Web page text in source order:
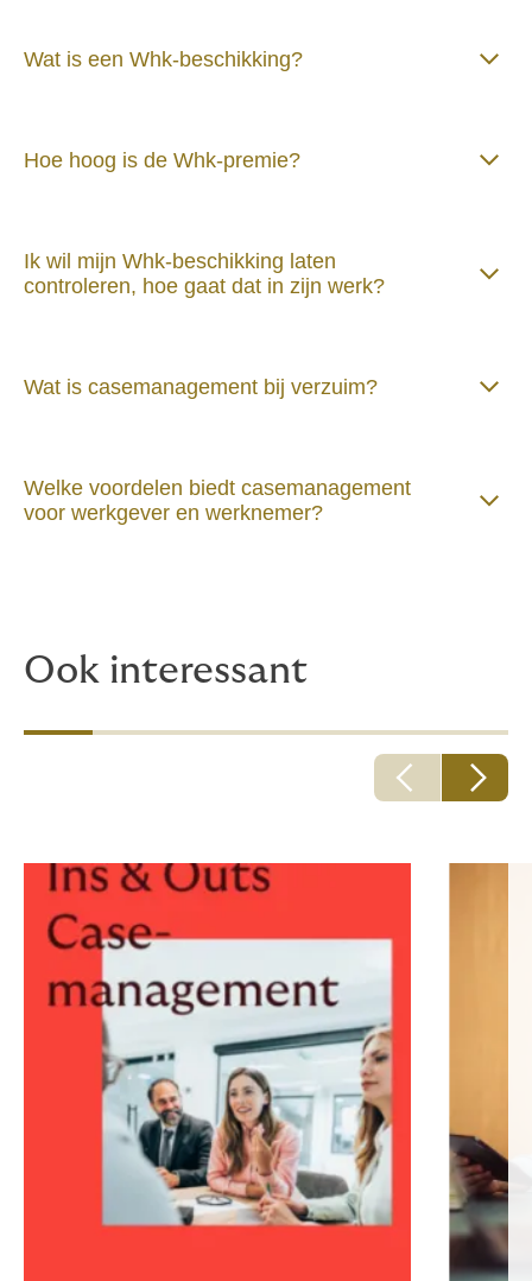
Wat is een Whk-beschikking?
Hoe hoog is de Whk-premie?
Ik wil mijn Whk-beschikking laten
controleren, hoe gaat dat in zijn werk?
Wat is casemanagement bij verzuim?
Welke voordelen biedt casemanagement
voor werkgever en werknemer?
Ook interessant